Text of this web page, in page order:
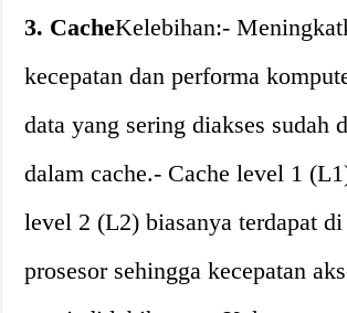
3. CacheKelebihan:-
kecepatan dan performa
data yang sering diakses sudah
dalam cache.- Cache level 1
level 2 (L2) biasanya terdapat
prosesor sehingga kecepatan